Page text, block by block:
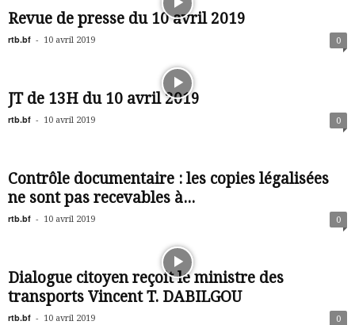
Revue de presse du 10 avril 2019
rtb.bf - 10 avril 2019 0
JT de 13H du 10 avril 2019
rtb.bf - 10 avril 2019 0
Contrôle documentaire : les copies légalisées
ne sont pas recevables à...
rtb.bf - 10 avril 2019 0
Dialogue citoyen reçoit le ministre des
transports Vincent T. DABILGOU
rtb.bf - 10 avril 2019 0